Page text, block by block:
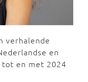
verhalende
en
tot en met 2024